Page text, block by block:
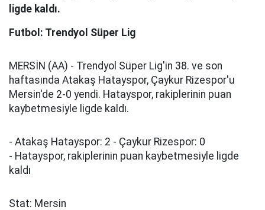
ligde kaldı.
Futbol: Trendyol Süper Lig
MERSİN (AA) - Trendyol Süper Lig'in 38. ve son
haftasında Atakaş Hatayspor, Çaykur Rizespor'u
Mersin'de 2-0 yendi. Hatayspor, rakiplerinin puan
kaybetmesiyle ligde kaldı.
- Atakaş Hatayspor: 2 - Çaykur Rizespor: 0
- Hatayspor, rakiplerinin puan kaybetmesiyle ligde
kaldı
Stat: Mersin